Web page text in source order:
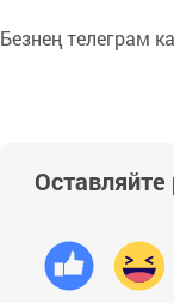
Безнең телеграм
Оставляйте